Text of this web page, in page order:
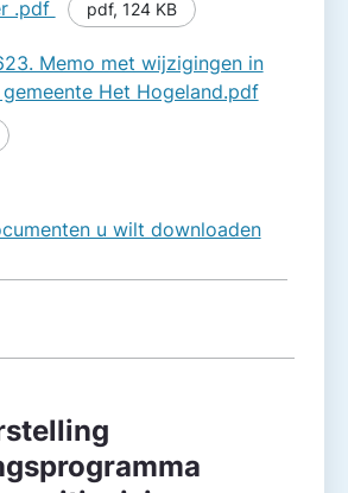
.pdf
pdf, 124 KB
Memo met wijzigingen in
Het Hogeland.pdf
u wilt downloaden